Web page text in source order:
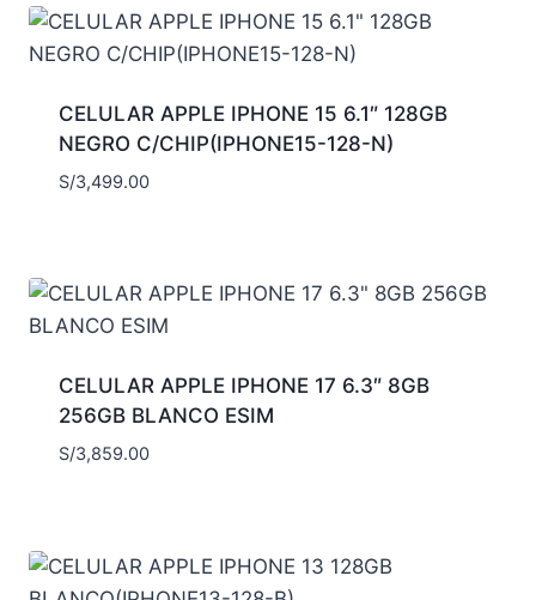
CELULAR APPLE IPHONE 15 6.1″ 128GB
NEGRO C/CHIP(IPHONE15-128-N)
S/3,499.00
CELULAR APPLE IPHONE 17 6.3″ 8GB
256GB BLANCO ESIM
S/3,859.00